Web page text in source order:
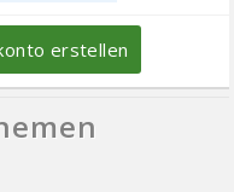
erstellen